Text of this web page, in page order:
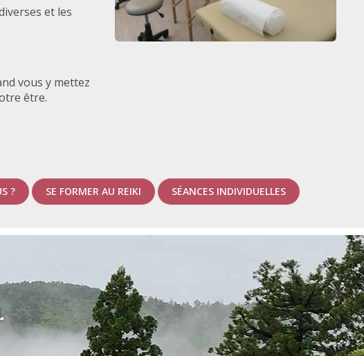
et les
vous y mettez
être.
? SE FORMER AU REIKI SÉANCES INDIVIDUELLES